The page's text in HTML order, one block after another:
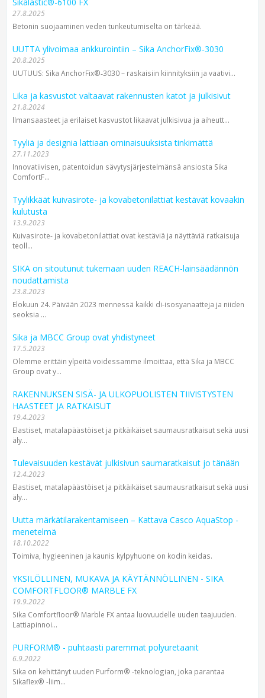
27.8.2025
Betonin suojaaminen veden tunkeutumiselta on tärkeää.
UUTTA ylivoimaa ankkurointiin – Sika AnchorFix®‑3030
20.8.2025
UUTUUS: Sika AnchorFix®‑3030 – raskaisiin kiinnityksiin ja vaativi...
Lika ja kasvustot valtaavat rakennusten katot ja julkisivut
21.8.2024
llman­saasteet ja erilaiset kasvustot likaavat julki­sivua ja aiheutt...
Tyyliä ja designia lattiaan ominaisuuksista tinkimättä
27.11.2023
Innovatiivisen, patentoidun sävytys­järjestelmänsä ansiosta Sika
ComfortF...
Tyylikkäät kuivasirote- ja kovabetonilattiat kestävät kovaakin
kulutusta
13.9.2023
Kuivasirote- ja kovabetonilattiat ovat kestäviä ja näyttäviä ratkaisuja
teoll...
SIKA on sitoutunut tukemaan uuden REACH-lainsäädännön
noudattamista
23.8.2023
Elokuun 24. Päivään 2023 mennessä kaikki di-isosyanaatteja ja niiden
seoksia ...
Sika ja MBCC Group ovat yhdistyneet
17.5.2023
Olemme erittäin ylpeitä voidessamme ilmoittaa, että Sika ja MBCC
Group ovat y...
RAKENNUKSEN SISÄ- JA ULKOPUOLISTEN TIIVISTYSTEN
HAASTEET JA RATKAISUT
19.4.2023
Elastiset, matalapäästöiset ja pitkäikäiset saumausratkaisut sekä uusi
äly...
Tulevaisuuden kestävät julkisivun saumaratkaisut jo tänään
12.4.2023
Elastiset, matalapäästöiset ja pitkäikäiset saumausratkaisut sekä uusi
äly...
Uutta märkätilarakentamiseen – Kattava Casco AquaStop -
menetelmä
18.10.2022
Toimiva, hygieeninen ja kaunis kylpyhuone on kodin keidas.
YKSILÖLLINEN, MUKAVA JA KÄYTÄNNÖLLINEN - SIKA
COMFORTFLOOR® MARBLE FX
19.9.2022
Sika Comfortfloor® Marble FX antaa luovuudelle uuden taajuuden.
Lattiapinnoi...
PURFORM® - puhtaasti paremmat polyuretaanit
6.9.2022
Sika on kehittänyt uuden Purform® -teknologian, joka parantaa
Sikaflex® -liim...